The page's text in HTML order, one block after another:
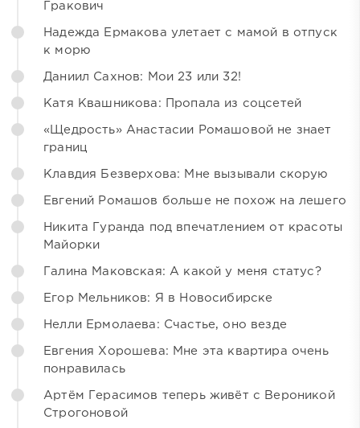
Гракович
Надежда Ермакова улетает с мамой в отпуск
к морю
Даниил Сахнов: Мои 23 или 32!
Катя Квашникова: Пропала из соцсетей
«Щедрость» Анастасии Ромашовой не знает
границ
Клавдия Безверхова: Мне вызывали скорую
Евгений Ромашов больше не похож на лешего
Никита Гуранда под впечатлением от красоты
Майорки
Галина Маковская: А какой у меня статус?
Егор Мельников: Я в Новосибирске
Нелли Ермолаева: Счастье, оно везде
Евгения Хорошева: Мне эта квартира очень
понравилась
Артём Герасимов теперь живёт с Вероникой
Строгоновой